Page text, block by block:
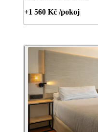
+1 560 Kč /pokoj